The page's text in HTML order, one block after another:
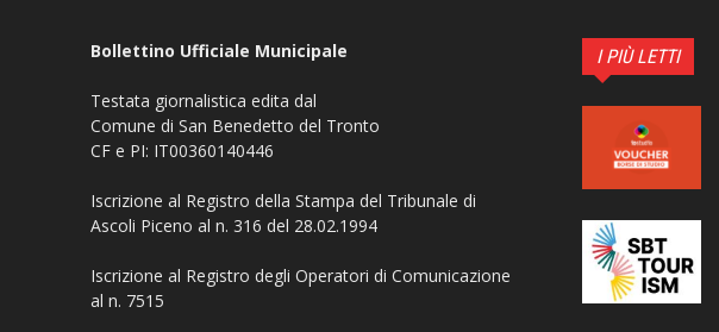
Bollettino Ufficiale Municipale
Testata giornalistica edita dal
Comune di San Benedetto del Tronto
CF e PI: IT00360140446
Iscrizione al Registro della Stampa del Tribunale di
Ascoli Piceno al n. 316 del 28.02.1994
Iscrizione al Registro degli Operatori di Comunicazione
al n. 7515
I PIÙ LETTI